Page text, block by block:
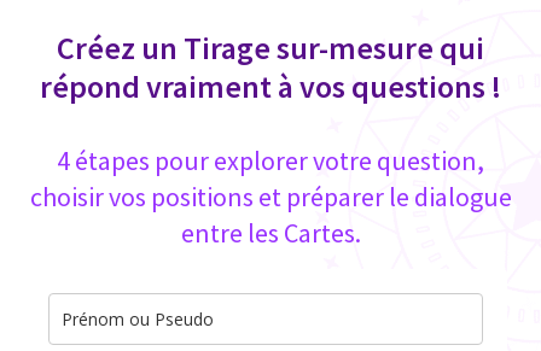
Créez un Tirage sur-mesure qui
répond vraiment à vos questions !
4 étapes pour explorer votre question,
choisir vos positions et préparer le dialogue
entre les Cartes.